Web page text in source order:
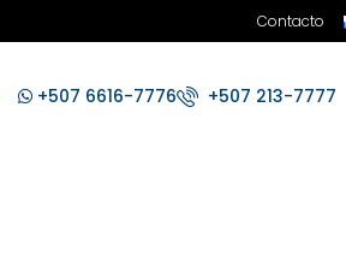
Contacto
+507 6616-7776 +507 213-7777